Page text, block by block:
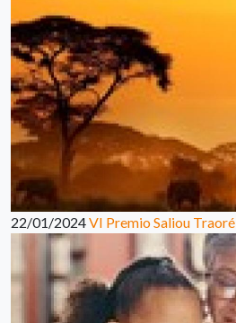
22/01/2024VI Premio Saliou Traoré